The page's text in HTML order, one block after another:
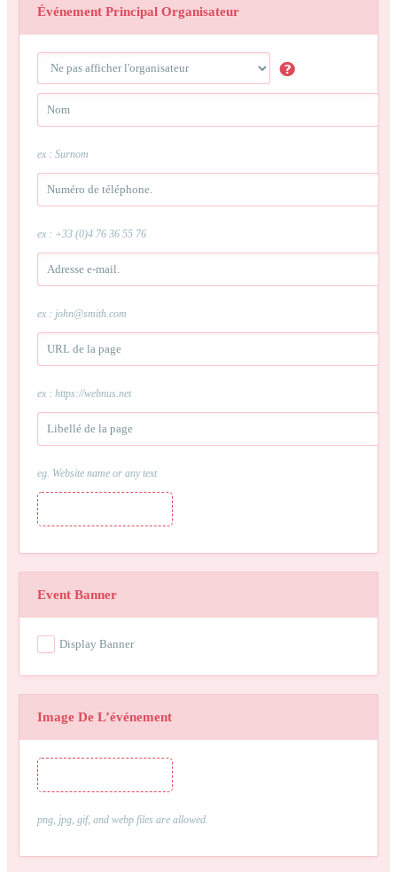
Événement Principal Organisateur
ex : Surnom
ex : +33 (0)4 76 36 55 76
ex : john@smith.com
ex : https://webnus.net
eg. Website name or any text
Event Banner
Display Banner
Image De L’événement
Image de l’événement
png, jpg, gif, and webp files are allowed.